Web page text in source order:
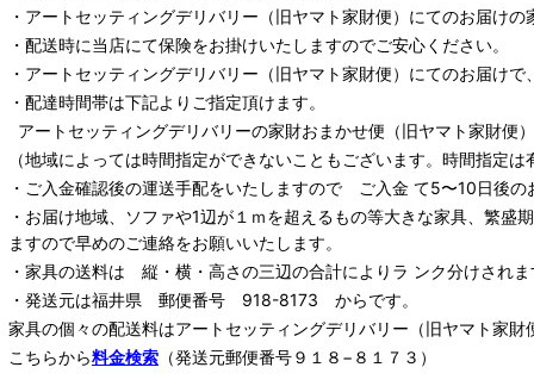
・ アートセッティングデリバリー （旧ヤマト家財便） にてのお届けの
・配送時に当店にて保険をお掛けいたしますのでご安心ください。
・ アートセッティングデリバリー （旧ヤマト家財便） にてのお届けで
・配達時間帯は下記よりご指定頂けます。
アートセッティングデリバリーの家財おまかせ便 （旧ヤマト家財便
（地域によっては時間指定ができないこともございます。時間指定
・ご入金確認後の運送手配をいたしますので ご入金 て5〜10日後の
・お届け地域、ソファや1辺が１ｍを超えるもの等大きな家具、繁
ますので早めのご連絡をお願いいたします。
・家具の送料は 縦・横・高さの三辺の合計によりラ ンク分けされま
・発送元は福井県 郵便番号 918-8173 からです。
家具の個々の配送料はアートセッティングデリバリー （旧ヤマト家財
こちらから料金検索 （発送元郵便番号９１８−８１７３）